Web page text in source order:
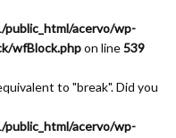
acervo/wp-
wfBlock.phpon line539
to "break". Did you
acervo/wp-